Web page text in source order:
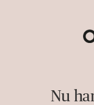
Nu